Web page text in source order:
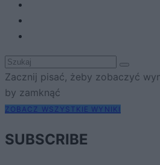
Zacznij pisać, żeby zobaczyć
by zamknąć
ZOBACZ WSZYSTKIE WYNIKI
SUBSCRIBE